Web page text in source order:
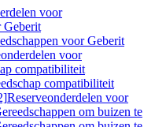
voor
Geberit
voor Geberit
voor
compatibiliteit
compatibiliteit
Reserveonderdelen voor
om buizen te